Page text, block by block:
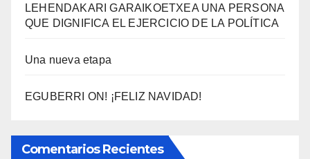
LEHENDAKARI GARAIKOETXEA UNA PERSONA
QUE DIGNIFICA EL EJERCICIO DE LA POLÍTICA
Una nueva etapa
EGUBERRI ON! ¡FELIZ NAVIDAD!
Comentarios Recientes